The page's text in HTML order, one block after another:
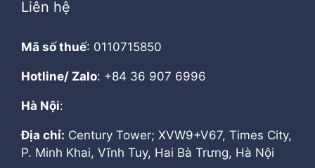
Liên hệ
Mã số thuế: 0110715850
Hotline/ Zalo: +84 36 907 6996
Hà Nội:
Địa chỉ: Century Tower; XVW9+V67, Times City,
P. Minh Khai, Vĩnh Tuy, Hai Bà Trưng, Hà Nội